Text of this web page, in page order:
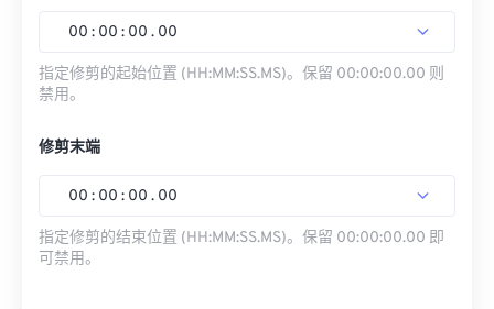
00 : 00 : 00 . 00
指定修剪的起始位置 (HH:MM:SS.MS)。保留 00:00:00.00 则
禁用。
修剪末端
00 : 00 : 00 . 00
指定修剪的结束位置 (HH:MM:SS.MS)。保留 00:00:00.00 即
可禁用。